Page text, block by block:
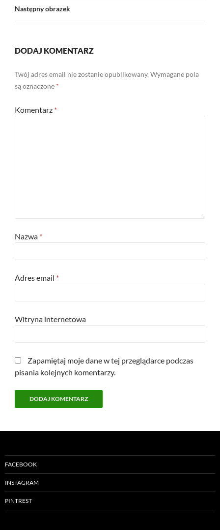
Następny obrazek
DODAJ KOMENTARZ
Twój adres email nie zostanie opublikowany. Wymagane pola
są oznaczone *
Komentarz *
Nazwa *
Adres email *
Witryna internetowa
Zapamiętaj moje dane w tej przeglądarce podczas
pisania kolejnych komentarzy.
FACEBOOK
INSTAGRAM
PINTREST